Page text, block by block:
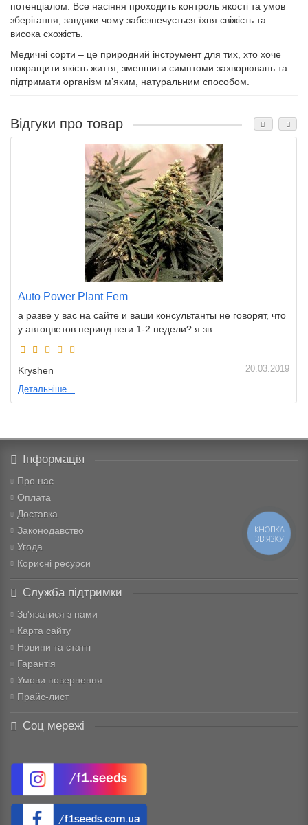
потенціалом. Все насіння проходить контроль якості та умов
зберігання, завдяки чому забезпечується їхня свіжість та
висока схожість.
Медичні сорти – це природний інструмент для тих, хто хоче
покращити якість життя, зменшити симптоми захворювань та
підтримати організм м’яким, натуральним способом.
Відгуки про товар
Auto Power Plant Fem
а разве у вас на сайте и ваши консультанты не говорят, что
у автоцветов период веги 1-2 недели? я зв..
Kryshen 20.03.2019
Детальніше...
Інформація
Про нас
Оплата
Доставка
Законодавство
Угода
Корисні ресурси
Служба підтримки
Зв'язатися з нами
Карта сайту
Новини та статті
Гарантія
Умови повернення
Прайс-лист
Соц мережі
КНОПКА
ЗВ'ЯЗКУ